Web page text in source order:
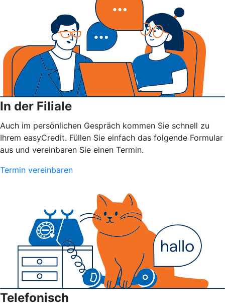
In der Filiale
Auch im persönlichen Gespräch kommen Sie schnell zu
Ihrem easyCredit. Füllen Sie einfach das folgende Formular
aus und vereinbaren Sie einen Termin.
Termin vereinbaren
Telefonisch